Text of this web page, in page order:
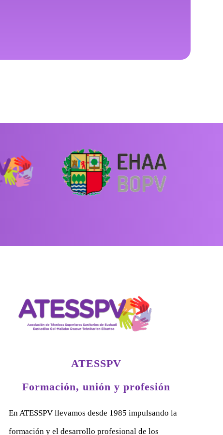
ATESSPV
Formación, unión y profesión
En ATESSPV llevamos desde 1985 impulsando la
formación y el desarrollo profesional de los